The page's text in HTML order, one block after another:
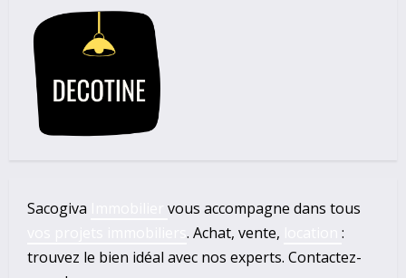
Sacogiva
vous accompagne dans tous
. Achat, vente,
:
trouvez le bien idéal avec nos experts. Contactez-